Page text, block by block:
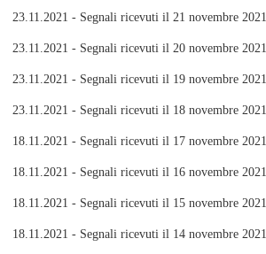
23.11.2021 - Segnali ricevuti il 21 novembre 2021
23.11.2021 - Segnali ricevuti il 20 novembre 2021
23.11.2021 - Segnali ricevuti il 19 novembre 2021
23.11.2021 - Segnali ricevuti il 18 novembre 2021
18.11.2021 - Segnali ricevuti il 17 novembre 2021
18.11.2021 - Segnali ricevuti il 16 novembre 2021
18.11.2021 - Segnali ricevuti il 15 novembre 2021
18.11.2021 - Segnali ricevuti il 14 novembre 2021